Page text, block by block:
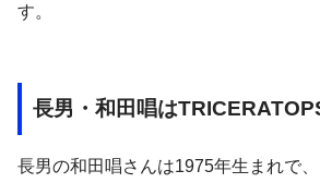
す。
長男・和田唱は
長男の和田唱さんは1975年生まれで